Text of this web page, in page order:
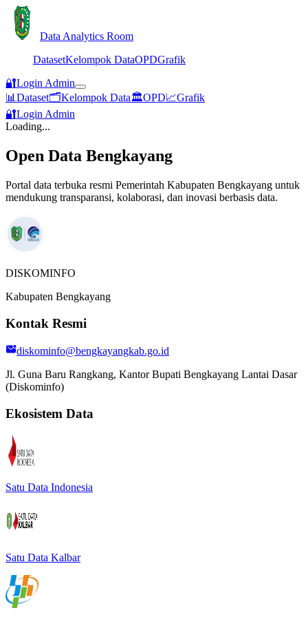
Data Analytics Room
DatasetKelompok DataOPDGrafik
🔐Login Admin
📊 Dataset🗂️Kelompok Data🏛️OPD📈Grafik
🔐Login Admin
Loading...
Open Data Bengkayang
Portal data terbuka resmi Pemerintah Kabupaten Bengkayang untuk
mendukung transparansi, kolaborasi, dan inovasi berbasis data.
DISKOMINFO
Kabupaten Bengkayang
Kontak Resmi
diskominfo@bengkayangkab.go.id
Jl. Guna Baru Rangkang, Kantor Bupati Bengkayang Lantai Dasar
(Diskominfo)
Ekosistem Data
Satu Data Indonesia
Satu Data Kalbar